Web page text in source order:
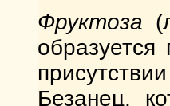
Фруктоза
Безанец,